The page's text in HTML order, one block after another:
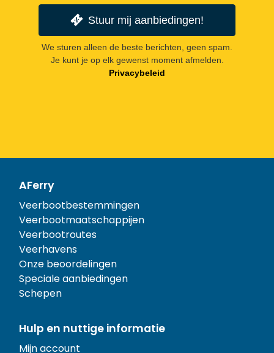
Stuur mij aanbiedingen!
We sturen alleen de beste berichten, geen spam.
Je kunt je op elk gewenst moment afmelden.
Privacybeleid
AFerry
Veerbootbestemmingen
Veerbootmaatschappijen
Veerbootroutes
Veerhavens
Onze beoordelingen
Speciale aanbiedingen
Schepen
Hulp en nuttige informatie
Mijn account